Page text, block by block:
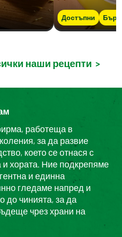
Достъпни
наши рецепти >
работеща в
за да развие
което се отнася с
хората. Ние подкрепяме
и единна
гледаме напред и
до чинията, за да
чрез храни на